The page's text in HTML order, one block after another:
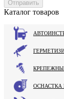
Каталог товаров